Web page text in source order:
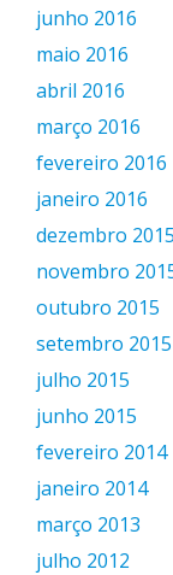
junho 2016
maio 2016
abril 2016
março 2016
fevereiro 2016
janeiro 2016
dezembro 2015
novembro
outubro 2015
setembro 2015
julho 2015
junho 2015
fevereiro 2014
janeiro 2014
março 2013
julho 2012